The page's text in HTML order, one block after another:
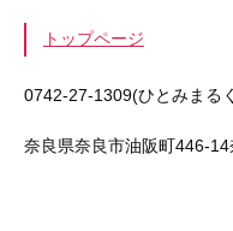
トップページ
0742-27-1309(ひとみまる
奈良県奈良市油阪町446-